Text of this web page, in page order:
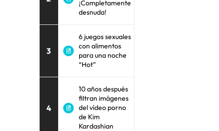
¡Completamente
desnuda!
3
6 juegos sexuales
con alimentos
para una noche
“Hot”
4
10 años después
filtran imágenes
del vídeo porno
de Kim
Kardashian